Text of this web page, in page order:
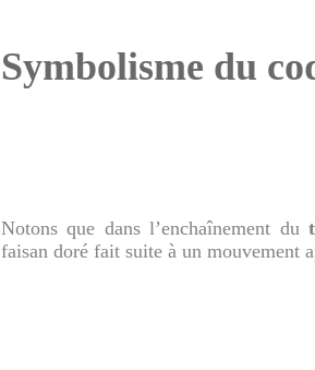
Symbolisme du
Notons que dans l’enchaînement du
faisan doré fait suite à un mouvement